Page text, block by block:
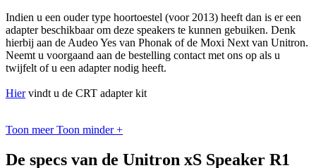
Indien u een ouder type hoortoestel (voor 2013) heeft dan is er een
adapter beschikbaar om deze speakers te kunnen gebuiken. Denk
hierbij aan de Audeo Yes van Phonak of de Moxi Next van Unitron.
Neemt u voorgaand aan de bestelling contact met ons op als u
twijfelt of u een adapter nodig heeft.
Hiervindt u de CRT adapter kit
Toon meer Toon minder +
De specs van de Unitron xS Speaker R1